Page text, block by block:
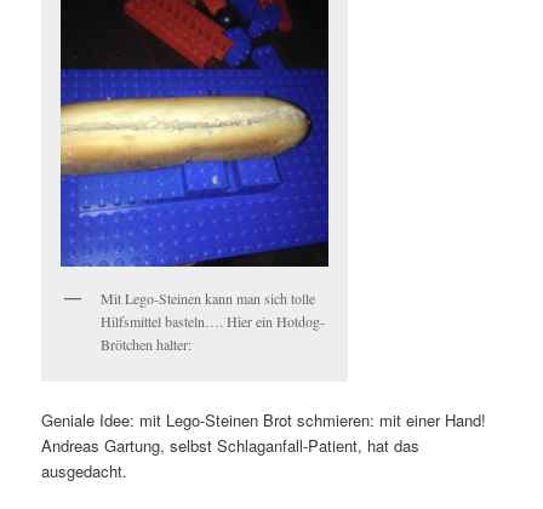
Mit Lego-Steinen kann man sich tolle
Hilfsmittel basteln…. Hier ein Hotdog-
Brötchen halter:
Geniale Idee: mit Lego-Steinen Brot schmieren: mit einer Hand!
Andreas Gartung,selbst Schlaganfall-Patient, hat das
ausgedacht.